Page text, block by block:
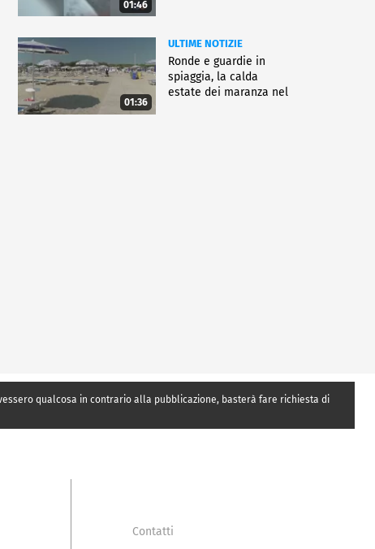
01:46
01:36
ULTIME NOTIZIE
Ronde e guardie in
spiaggia, la calda
estate dei maranza nel
qualcosa in contrario alla pubblicazione, basterà fare richiesta di
Contatti